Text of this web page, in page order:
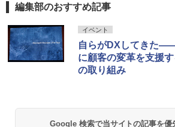
編集部のおすすめ記事
イベント
自らがDXしてきた
に顧客の変革を支援
の取り組み
Google 検索で当サイトの記事を優